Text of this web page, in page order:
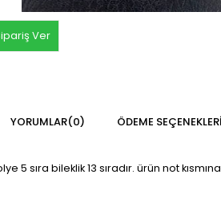
Ver
YORUMLAR(0) ÖDEME SEÇENEKLERI
5 sıra bileklik 13 sıradır. ürün not